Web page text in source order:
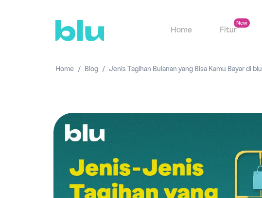
Home Fitur
Home Blog Jenis Tagihan Bulanan yang Bisa Kamu Bayar di blu